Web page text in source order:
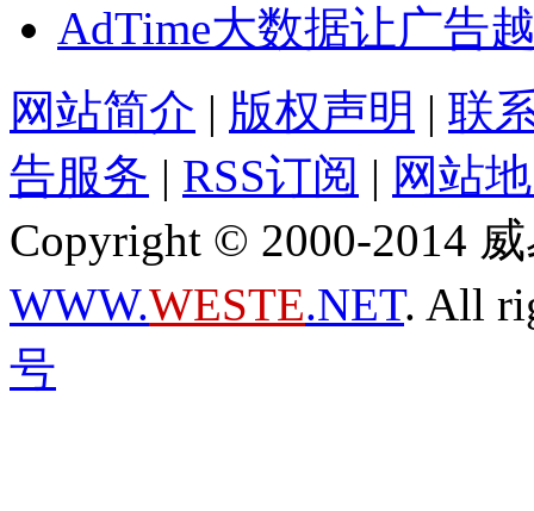
AdTime大数据让广告
网站简介 | 版权声明 | 联
告服务 | RSS订阅 | 网站
Copyright © 2000-2014
WWW.WESTE.NET. All
号